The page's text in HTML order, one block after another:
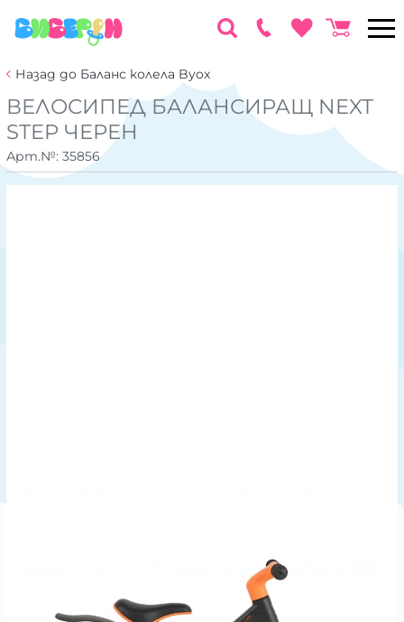
Назад до Баланс колела Byox
ВЕЛОСИПЕД БАЛАНСИРАЩ NEXT
STEP ЧЕРЕН
Арт.№: 35856